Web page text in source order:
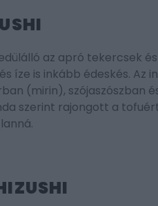
az apró tekercsek
íze is inkább édeskés.
(mirin), szójaszószban
szerint rajongott a